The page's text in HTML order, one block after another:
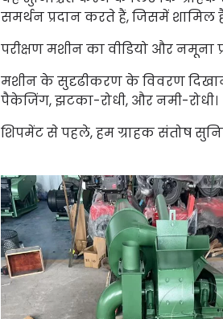
समर्थन प्रदान करते हैं, जिसमें शामिल
परीक्षण मशीन का वीडियो और
मशीन के सुदृढीकरण के विवरण
पैकेजिंग, झटका-रोधी, और नमी-रोधी।
शिपमेंट से पहले, हम ग्राहक संतोष